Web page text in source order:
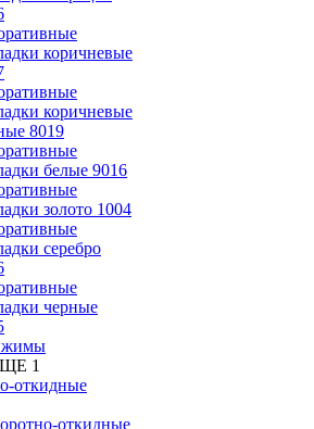
коричневые
коричневые
8019
белые 9016
золото 1004
серебро
черные
1
откидные
откидные